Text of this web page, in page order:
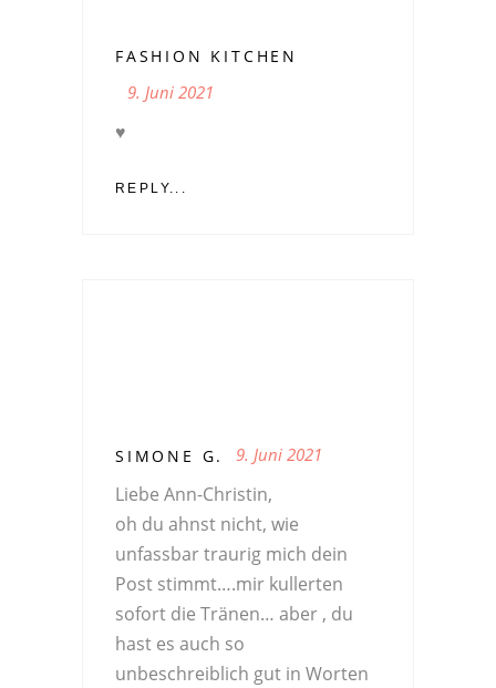
FASHION KITCHEN
9. Juni 2021
♥️
REPLY...
SIMONE G. 9. Juni 2021
Liebe Ann-Christin,
oh du ahnst nicht, wie
unfassbar traurig mich dein
Post stimmt….mir kullerten
sofort die Tränen… aber , du
hast es auch so
unbeschreiblich gut in Worten